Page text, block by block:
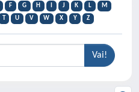
F G H J K L
M
T U V W X Y Z